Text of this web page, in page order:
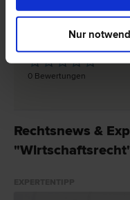
Nur
Marktplatz 11
0 Bewertungen
Rechtsnews &